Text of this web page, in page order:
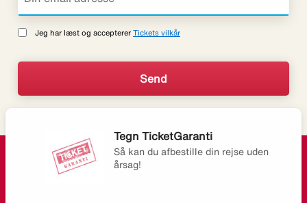
Jeg har læst og accepterer Tickets vilkår
Tegn TicketGaranti
Så kan du afbestille din rejse uden
årsag!